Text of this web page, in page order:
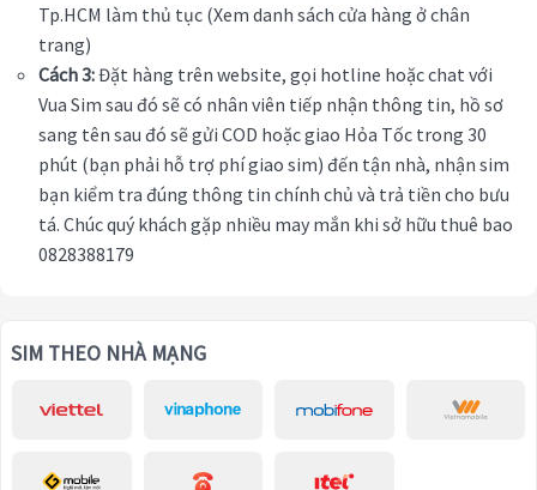
Tp.HCM làm thủ tục (Xem danh sách cửa hàng ở chân
trang)
Cách 3:Đặt hàng trên website, gọi hotline hoặc chat với
Vua Sim sau đó sẽ có nhân viên tiếp nhận thông tin, hồ sơ
sang tên sau đó sẽ gửi COD hoặc giao Hỏa Tốc trong 30
phút (bạn phải hỗ trợ phí giao sim) đến tận nhà, nhận sim
bạn kiểm tra đúng thông tin chính chủ và trả tiền cho bưu
tá. Chúc quý khách gặp nhiều may mắn khi sở hữu thuê bao
0828388179
SIM THEO NHÀ MẠNG